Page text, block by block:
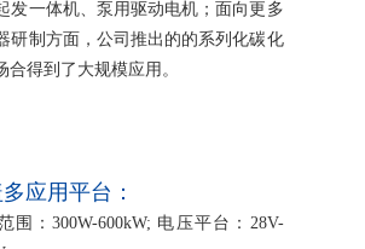
发一体机、泵用驱动电机；面向更多
研制方面，公司推出的的系列化碳化
得到了大规模应用。
应用平台：
围：300W-600kW; 电压平台：28V-